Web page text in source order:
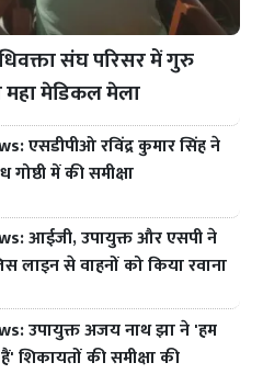
संघ परिसर में गुरु
मेडिकल मेला
एसडीपीओ रविंद्र कुमार सिंह ने
में की समीक्षा
आईजी, उपायुक्त और एसपी ने
लाइन से वाहनों को किया रवाना
उपायुक्त अजय नाथ झा ने 'हम
की समीक्षा की